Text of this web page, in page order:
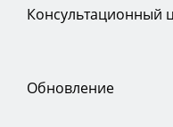
Консультационный
Обновление